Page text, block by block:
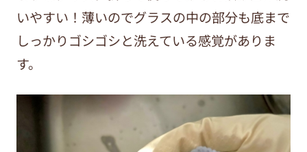
いやすい！薄いのでグラスの中の部分も底まで
しっかりゴシゴシと洗えている感覚がありま
す。